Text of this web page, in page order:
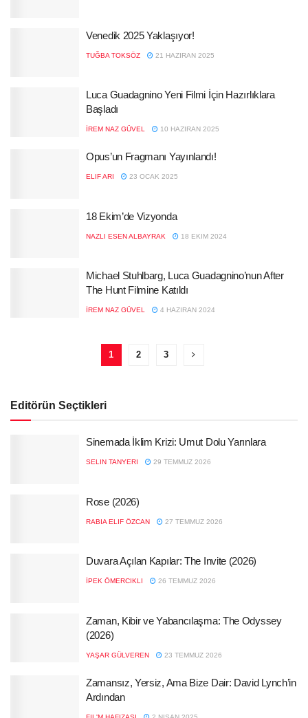
Venedik 2025 Yaklaşıyor!
TUĞBA TOKSÖZ 21 HAZIRAN 2025
Luca Guadagnino Yeni Filmi İçin Hazırlıklara
Başladı
İREM NAZ GÜVEL 10 HAZIRAN 2025
Opus’un Fragmanı Yayınlandı!
ELIF ARI 23 OCAK 2025
18 Ekim’de Vizyonda
NAZLI ESEN ALBAYRAK 18 EKIM 2024
Michael Stuhlbarg, Luca Guadagnino’nun After
The Hunt Filmine Katıldı
İREM NAZ GÜVEL 4 HAZIRAN 2024
1 2 3
Editörün Seçtikleri
Sinemada İklim Krizi: Umut Dolu Yarınlara
SELIN TANYERI 29 TEMMUZ 2026
Rose (2026)
RABIA ELIF ÖZCAN 27 TEMMUZ 2026
Duvara Açılan Kapılar: The Invite (2026)
İPEK ÖMERCIKLI 26 TEMMUZ 2026
Zaman, Kibir ve Yabancılaşma: The Odyssey
(2026)
YAŞAR GÜLVEREN 23 TEMMUZ 2026
Zamansız, Yersiz, Ama Bize Dair: David Lynch’in
Ardından